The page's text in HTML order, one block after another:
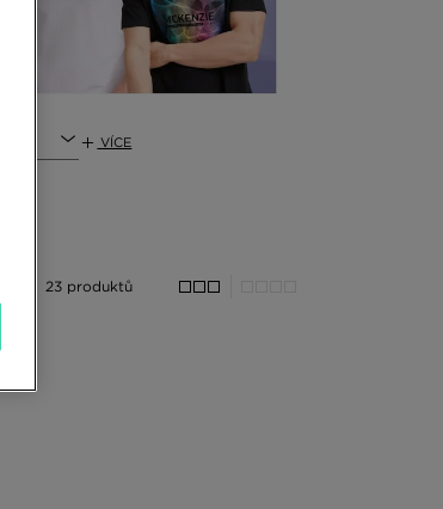
VÍCE
23 produktů